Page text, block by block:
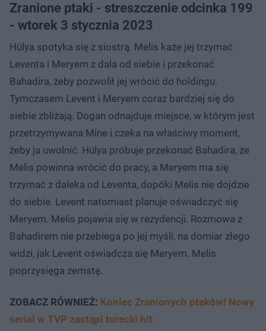
Zranione ptaki - streszczenie odcinka 199
- wtorek 3 stycznia 2023
Hülya spotyka się z siostrą. Melis każe jej trzymać
Leventa i Meryem z dala od siebie i przekonać
Bahadira, żeby pozwolił jej wrócić do holdingu.
Tymczasem Levent i Meryem coraz bardziej się do
siebie zbliżają. Dogan odnajduje miejsce, w którym jest
przetrzymywana Mine i czeka na właściwy moment,
żeby ja uwolnić. Hülya próbuje przekonać Bahadira, że
Melis powinna wrócić do pracy, a Meryem ma się
trzymać z daleka od Leventa, dopóki Melis nie dojdzie
do siebie. Levent natomiast planuje oświadczyć się
Meryem. Melis pojawia się w rezydencji. Rozmowa z
Bahadirem nie przebiega po jej myśli, na domiar złego
widzi, jak Levent oświadcza się Meryem. Melis
poprzysięga zemstę.
ZOBACZ RÓWNIEŻ: Koniec Zranionych ptaków! Nowy
serial w TVP zastąpi turecki hit